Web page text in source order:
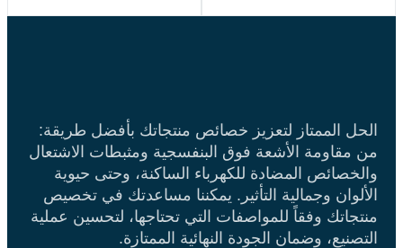
الحل الممتاز لتعزيز خصائص منتجاتك بأفضل طريقة:
من مقاومة الأشعة فوق البنفسجية ومثبطات الاشتعال
والخصائص المضادة للكهرباء الساكنة، وحتى حيوية
الألوان وجمالية التأثير. يمكننا مساعدتك في تخصيص
منتجاتك وفقاً للمواصفات التي تحتاجها، لتحسين عملية
التصنيع، وضمان الجودة النهائية الممتازة.